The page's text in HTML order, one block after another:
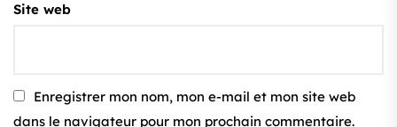
Site web
Enregistrer mon nom, mon e-mail et mon site web
dans le navigateur pour mon prochain commentaire.